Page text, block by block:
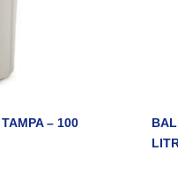
– 100